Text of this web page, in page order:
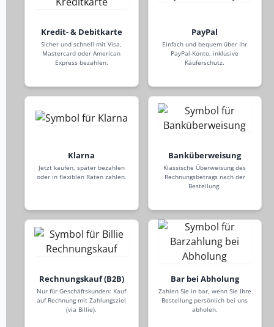
Kredit- & Debitkarte
Sicher und schnell mit Visa,
Mastercard oder American
Express bezahlen.
PayPal
Einfach und bequem über Ihr
PayPal-Konto, inklusive
Käuferschutz.
Klarna
Jetzt kaufen, später bezahlen
oder in flexiblen Raten zahlen.
Banküberweisung
Klassische Überweisung des
Rechnungsbetrags nach der
Bestellung.
Rechnungskauf (B2B)
Nur für Geschäftskunden: Kauf
auf Rechnung mit Zahlungsziel
(via Billie).
Bar bei Abholung
Zahlen Sie in bar, wenn Sie Ihre
Bestellung persönlich bei uns
abholen.